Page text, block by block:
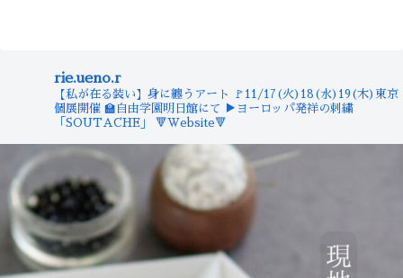
rie.ueno.r
【私が在る装い】身に纏うアート
🚩11/17(火)18(水)19(木)東京
個展開催 🏫自由学園明日館にて
▶︎ヨーロッパ発祥の刺繍
「SOUTACHE」
🔻Website🔻